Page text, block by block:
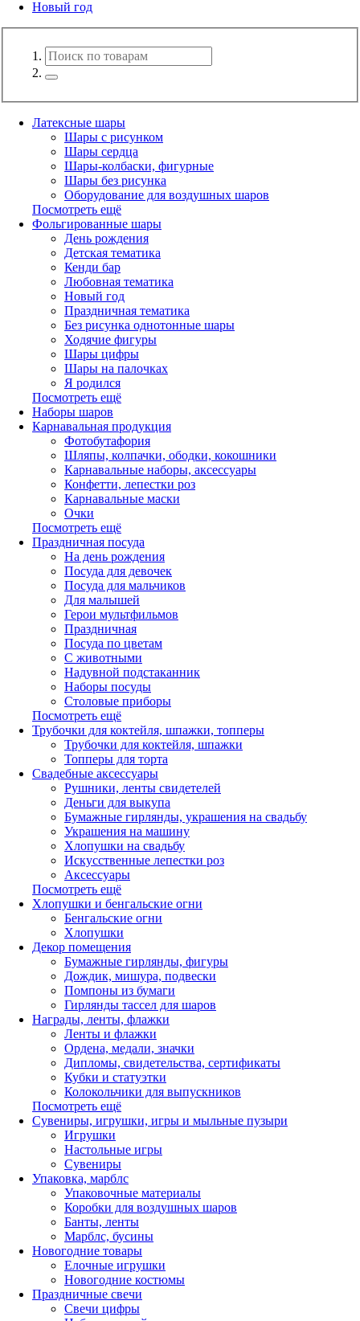
Новый год
Латексные шары
Шары с рисунком
Шары сердца
Шары-колбаски, фигурные
Шары без рисунка
Оборудование для воздушных шаров
Посмотреть ещё
Фольгированные шары
День рождения
Детская тематика
Кенди бар
Любовная тематика
Новый год
Праздничная тематика
Без рисунка однотонные шары
Ходячие фигуры
Шары цифры
Шары на палочках
Я родился
Посмотреть ещё
Наборы шаров
Карнавальная продукция
Фотобутафория
Шляпы, колпачки, ободки, кокошники
Карнавальные наборы, аксессуары
Конфетти, лепестки роз
Карнавальные маски
Очки
Посмотреть ещё
Праздничная посуда
На день рождения
Посуда для девочек
Посуда для мальчиков
Для малышей
Герои мультфильмов
Праздничная
Посуда по цветам
С животными
Надувной подстаканник
Наборы посуды
Столовые приборы
Посмотреть ещё
Трубочки для коктейля, шпажки, топперы
Трубочки для коктейля, шпажки
Топперы для торта
Свадебные аксессуары
Рушники, ленты свидетелей
Деньги для выкупа
Бумажные гирлянды, украшения на свадьбу
Украшения на машину
Хлопушки на свадьбу
Искусственные лепестки роз
Аксессуары
Посмотреть ещё
Хлопушки и бенгальские огни
Бенгальские огни
Хлопушки
Декор помещения
Бумажные гирлянды, фигуры
Дождик, мишура, подвески
Помпоны из бумаги
Гирлянды тассел для шаров
Награды, ленты, флажки
Ленты и флажки
Ордена, медали, значки
Дипломы, свидетельства, сертификаты
Кубки и статуэтки
Колокольчики для выпускников
Посмотреть ещё
Сувениры, игрушки, игры и мыльные пузыри
Игрушки
Настольные игры
Сувениры
Упаковка, марблс
Упаковочные материалы
Коробки для воздушных шаров
Банты, ленты
Марблс, бусины
Новогодние товары
Елочные игрушки
Новогодние костюмы
Праздничные свечи
Свечи цифры